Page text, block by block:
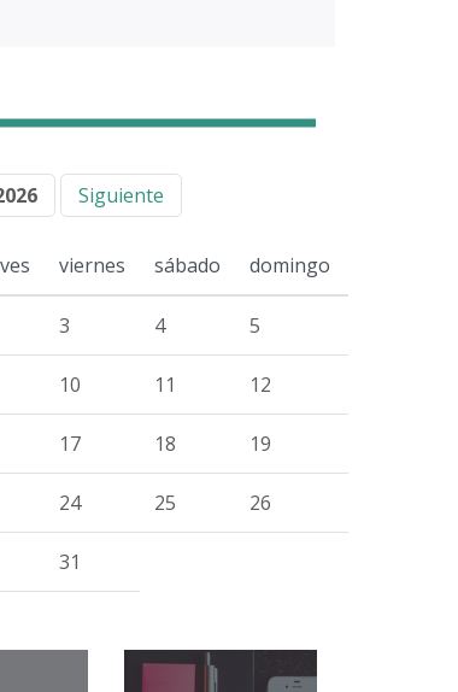
Siguiente
viernes sábado domingo
3 4 5
10 11 12
17 18 19
24 25 26
31